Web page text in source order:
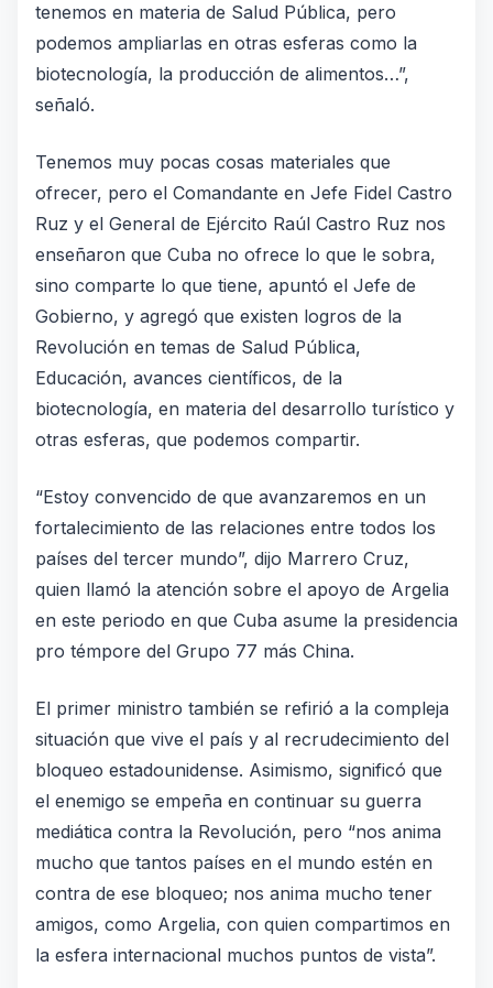
tenemos en materia de Salud Pública, pero
podemos ampliarlas en otras esferas como la
biotecnología, la producción de alimentos…”,
señaló.
Tenemos muy pocas cosas materiales que
ofrecer, pero el Comandante en Jefe Fidel Castro
Ruz y el General de Ejército Raúl Castro Ruz nos
enseñaron que Cuba no ofrece lo que le sobra,
sino comparte lo que tiene, apuntó el Jefe de
Gobierno, y agregó que existen logros de la
Revolución en temas de Salud Pública,
Educación, avances científicos, de la
biotecnología, en materia del desarrollo turístico y
otras esferas, que podemos compartir.
“Estoy convencido de que avanzaremos en un
fortalecimiento de las relaciones entre todos los
países del tercer mundo”, dijo Marrero Cruz,
quien llamó la atención sobre el apoyo de Argelia
en este periodo en que Cuba asume la presidencia
pro témpore del Grupo 77 más China.
El primer ministro también se refirió a la compleja
situación que vive el país y al recrudecimiento del
bloqueo estadounidense. Asimismo, significó que
el enemigo se empeña en continuar su guerra
mediática contra la Revolución, pero “nos anima
mucho que tantos países en el mundo estén en
contra de ese bloqueo; nos anima mucho tener
amigos, como Argelia, con quien compartimos en
la esfera internacional muchos puntos de vista”.